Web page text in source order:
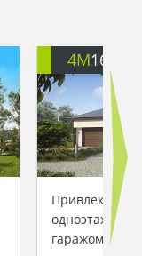
4M166
одноэтажного
гаражом для